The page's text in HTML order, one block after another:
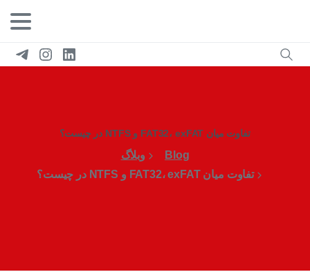
تفاوت میان FAT32، exFAT و NTFS در چیست؟
Blog
وبلاگ
تفاوت میان FAT32، exFAT و NTFS در چیست؟